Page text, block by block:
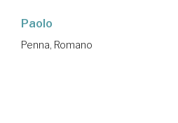
Paolo
Penna, Romano